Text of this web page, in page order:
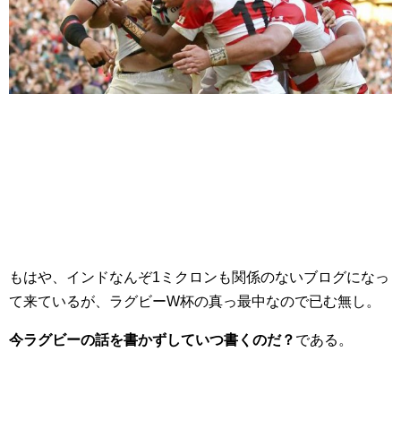
もはや、インドなんぞ1ミクロンも関係のないブログになっ
て来ているが、ラグビーW杯の真っ最中なので已む無し。
今ラグビーの話を書かずしていつ書くのだ？ である。